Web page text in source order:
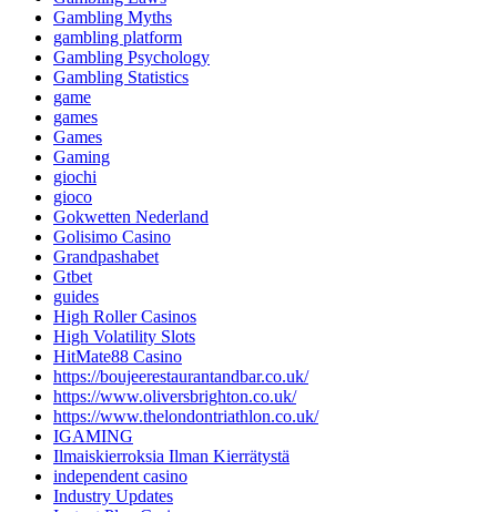
Gambling Myths
gambling platform
Gambling Psychology
Gambling Statistics
game
games
Games
Gaming
giochi
gioco
Gokwetten Nederland
Golisimo Casino
Grandpashabet
Gtbet
guides
High Roller Casinos
High Volatility Slots
HitMate88 Casino
https://boujeerestaurantandbar.co.uk/
https://www.oliversbrighton.co.uk/
https://www.thelondontriathlon.co.uk/
IGAMING
Ilmaiskierroksia Ilman Kierrätystä
independent casino
Industry Updates